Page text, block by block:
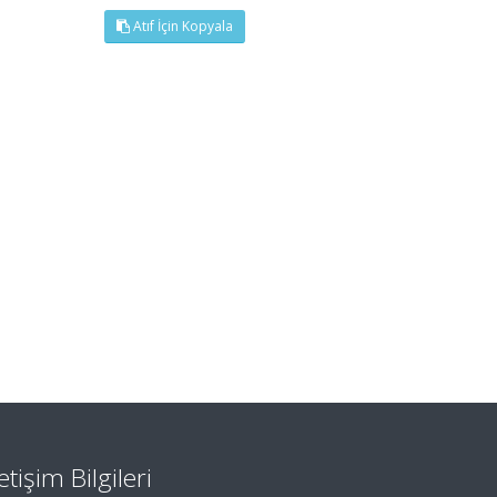
Atıf İçin Kopyala
Bilgileri